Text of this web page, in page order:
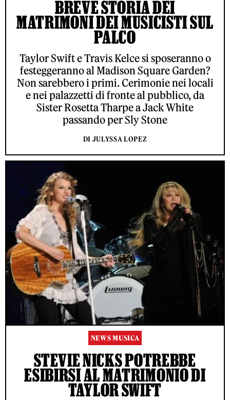
BREVE STORIA DEI
MATRIMONI DEI MUSICISTI SUL
PALCO
Taylor Swift e Travis Kelce si sposeranno o
festeggeranno al Madison Square Garden?
Non sarebbero i primi. Cerimonie nei locali
e nei palazzetti di fronte al pubblico, da
Sister Rosetta Tharpe a Jack White
passando per Sly Stone
DI JULYSSA LOPEZ
NEWS MUSICA
STEVIE NICKS POTREBBE
ESIBIRSI AL MATRIMONIO DI
TAYLOR SWIFT